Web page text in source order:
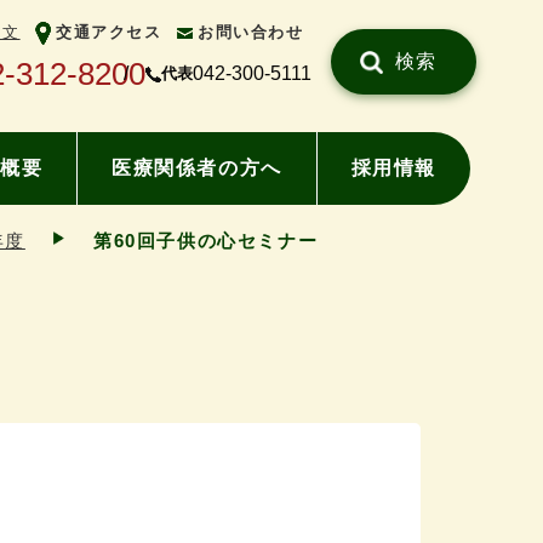
交通アクセス お問い合わせ
312-8200 代表042-300-5111
検索
要 医療関係者の方へ 採用情報
第60回子供の心セミナー